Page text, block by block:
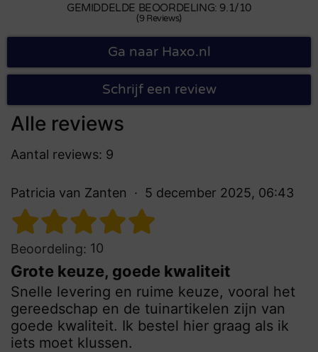
GEMIDDELDE BEOORDELING: 9.1/10
(9 Reviews)
Ga naar Haxo.nl
Schrijf een review
Alle reviews
Aantal reviews: 9
Patricia van Zanten 5 december 2025, 06:43
Beoordeling: 10
Grote keuze, goede kwaliteit
Snelle levering en ruime keuze, vooral het
gereedschap en de tuinartikelen zijn van
goede kwaliteit. Ik bestel hier graag als ik
iets moet klussen.